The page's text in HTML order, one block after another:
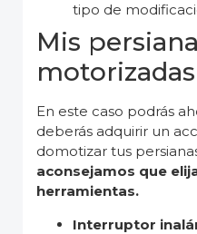
tipo de
Mis
motorizadas
En este caso podrás
deberás adquirir un
domotizar tus
aconsejamos que
herramientas.
Interruptor